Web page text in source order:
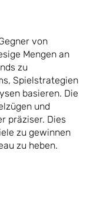
von
Mengen an
zu
Spielstrategien
basieren. Die
und
präziser. Dies
zu gewinnen
zu heben.